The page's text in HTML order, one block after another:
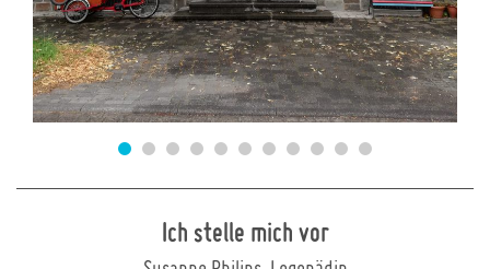
Ich stelle mich vor